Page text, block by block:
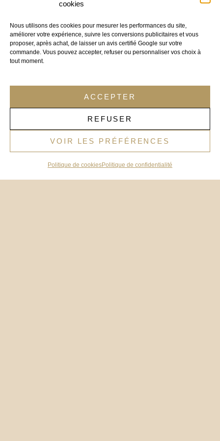
cookies
Nous utilisons des cookies pour mesurer les performances du site,
améliorer votre expérience, suivre les conversions publicitaires et vous
proposer, après achat, de laisser un avis certifié Google sur votre
commande. Vous pouvez accepter, refuser ou personnaliser vos choix à
tout moment.
ACCEPTER
REFUSER
VOIR LES PRÉFÉRENCES
Politique de cookiesPolitique de confidentialité